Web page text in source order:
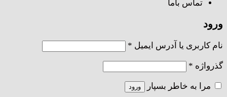
تماس باما
ورود
نام کاربری یا آدرس ایمیل *
گذرواژه *
مرا به خاطر بسپار ورود